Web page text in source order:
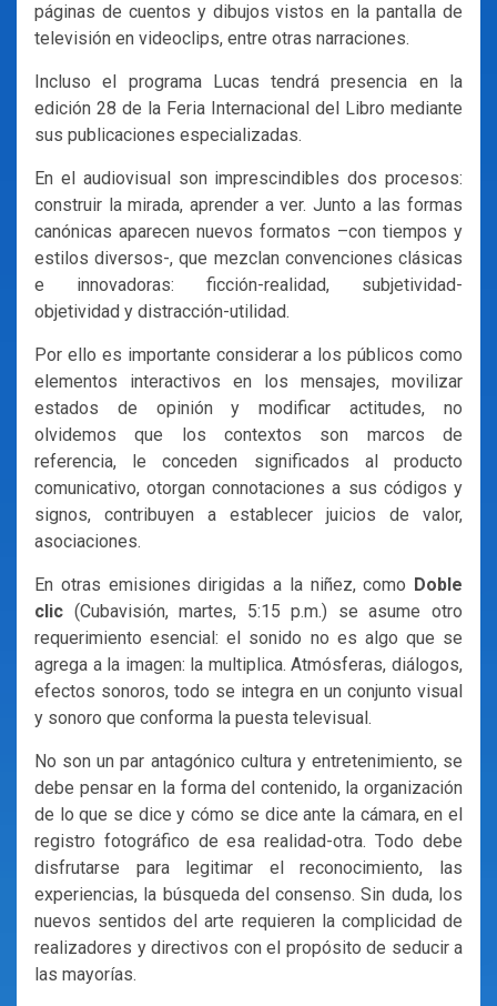
páginas de cuentos y dibujos vistos en la pantalla de
televisión en videoclips, entre otras narraciones.
Incluso el programa Lucas tendrá presencia en la
edición 28 de la Feria Internacional del Libro mediante
sus publicaciones especializadas.
En el audiovisual son imprescindibles dos procesos:
construir la mirada, aprender a ver. Junto a las formas
canónicas aparecen nuevos formatos –con tiempos y
estilos diversos-, que mezclan convenciones clásicas
e innovadoras: ficción-realidad, subjetividad-
objetividad y distracción-utilidad.
Por ello es importante considerar a los públicos como
elementos interactivos en los mensajes, movilizar
estados de opinión y modificar actitudes, no
olvidemos que los contextos son marcos de
referencia, le conceden significados al producto
comunicativo, otorgan connotaciones a sus códigos y
signos, contribuyen a establecer juicios de valor,
asociaciones.
En otras emisiones dirigidas a la niñez, como Doble
clic (Cubavisión, martes, 5:15 p.m.) se asume otro
requerimiento esencial: el sonido no es algo que se
agrega a la imagen: la multiplica. Atmósferas, diálogos,
efectos sonoros, todo se integra en un conjunto visual
y sonoro que conforma la puesta televisual.
No son un par antagónico cultura y entretenimiento, se
debe pensar en la forma del contenido, la organización
de lo que se dice y cómo se dice ante la cámara, en el
registro fotográfico de esa realidad-otra. Todo debe
disfrutarse para legitimar el reconocimiento, las
experiencias, la búsqueda del consenso. Sin duda, los
nuevos sentidos del arte requieren la complicidad de
realizadores y directivos con el propósito de seducir a
las mayorías.